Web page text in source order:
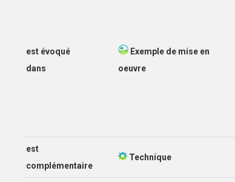
est évoqué
dans
Exemple de mise en
oeuvre
est
complémentaire
Technique